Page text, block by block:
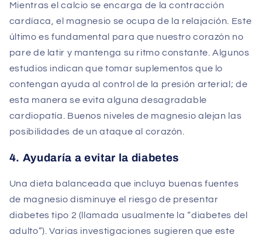
Mientras el calcio se encarga de la contracción
cardíaca, el magnesio se ocupa de la relajación. Este
último es fundamental para que nuestro corazón no
pare de latir y mantenga su ritmo constante. Algunos
estudios indican que tomar suplementos que lo
contengan ayuda al control de la presión arterial; de
esta manera se evita alguna desagradable
cardiopatía. Buenos niveles de magnesio alejan las
posibilidades de un ataque al corazón.
4. Ayudaría a evitar la diabetes
Una dieta balanceada que incluya buenas fuentes
de magnesio disminuye el riesgo de presentar
diabetes tipo 2 (llamada usualmente la “diabetes del
adulto”). Varias investigaciones sugieren que este